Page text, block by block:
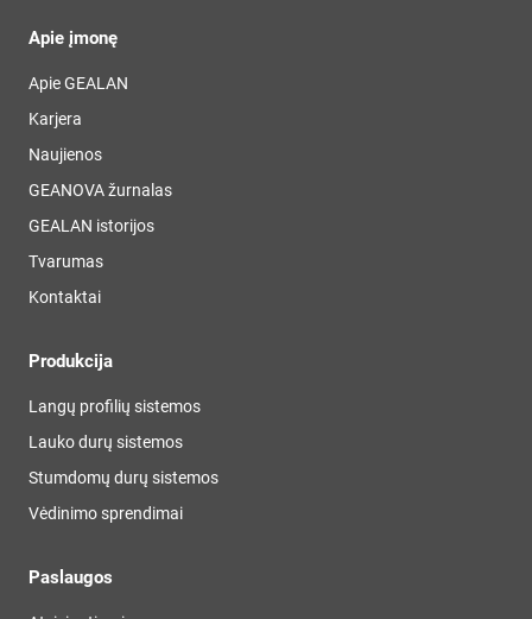
Apie įmonę
Apie GEALAN
Karjera
Naujienos
GEANOVA žurnalas
GEALAN istorijos
Tvarumas
Kontaktai
Produkcija
Langų profilių sistemos
Lauko durų sistemos
Stumdomų durų sistemos
Vėdinimo sprendimai
Paslaugos